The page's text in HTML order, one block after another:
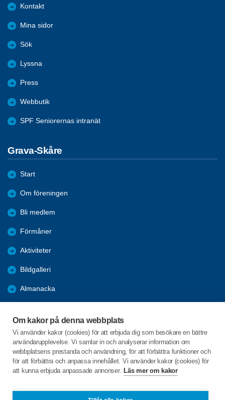
Om kakor på denna webbplats
Vi använder kakor (cookies) för att erbjuda dig som besökare en bättre
användarupplevelse. Vi samlar in och analyserar information om
webbplatsens prestanda och användning, för att förbättra funktioner och
för att förbättra och anpassa innehållet. Vi använder kakor (cookies) för
att kunna erbjuda anpassade annonser. Läs mer om kakor
Kontakt
Mina sidor
Sök
Lyssna
Press
Webbutik
SPF Seniorernas intranät
Grava-Skåre
Start
Om föreningen
Bli medlem
Förmåner
Aktiviteter
Bildgalleri
Almanacka
Nyheter
C/o:Kenneth Hedström